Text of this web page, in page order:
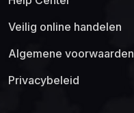
Veilig online handelen
Algemene voorwaarden
Privacybeleid